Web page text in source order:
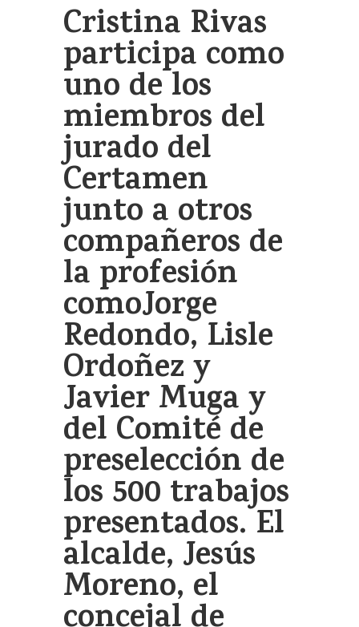
Cristina Rivas
participa como
uno de los
miembros del
jurado del
Certamen
junto a otros
compañeros de
la profesión
comoJorge
Redondo, Lisle
Ordoñez y
Javier Muga y
del Comité de
preselección de
los 500 trabajos
presentados. El
alcalde, Jesús
Moreno, el